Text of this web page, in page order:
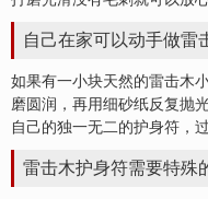
自己在家可以动手做雷
如果有一小块天然的雷击木
磨圆润，再用细砂纸反复抛
自己的独一无二的护身符，
雷击木护身符需要特殊